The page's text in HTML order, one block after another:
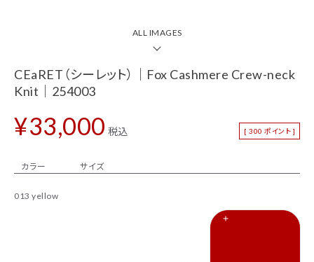
カテゴリーから探す
新着商品
ALL IMAGES
CEaRET（シーレット）｜Fox Cashmere Crew-neck
Knit｜254003
¥33,000 税込 [ 300 ポイント ]
カラー サイズ
013 yellow